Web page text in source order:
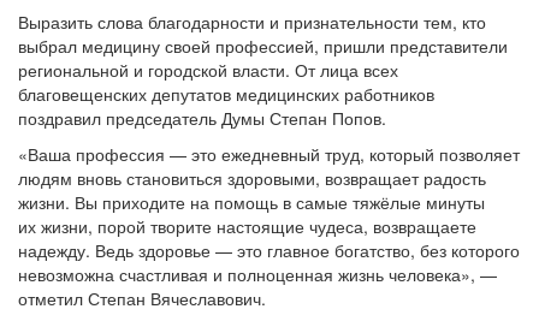
Выразить слова благодарности и признательности тем, кто
выбрал медицину своей профессией, пришли представители
региональной и городской власти. От лица всех
благовещенских депутатов медицинских работников
поздравил председатель Думы Степан Попов.
«Ваша профессия — это ежедневный труд, который позволяет
людям вновь становиться здоровыми, возвращает радость
жизни. Вы приходите на помощь в самые тяжёлые минуты
их жизни, порой творите настоящие чудеса, возвращаете
надежду. Ведь здоровье — это главное богатство, без которого
невозможна счастливая и полноценная жизнь человека», —
отметил Степан Вячеславович.